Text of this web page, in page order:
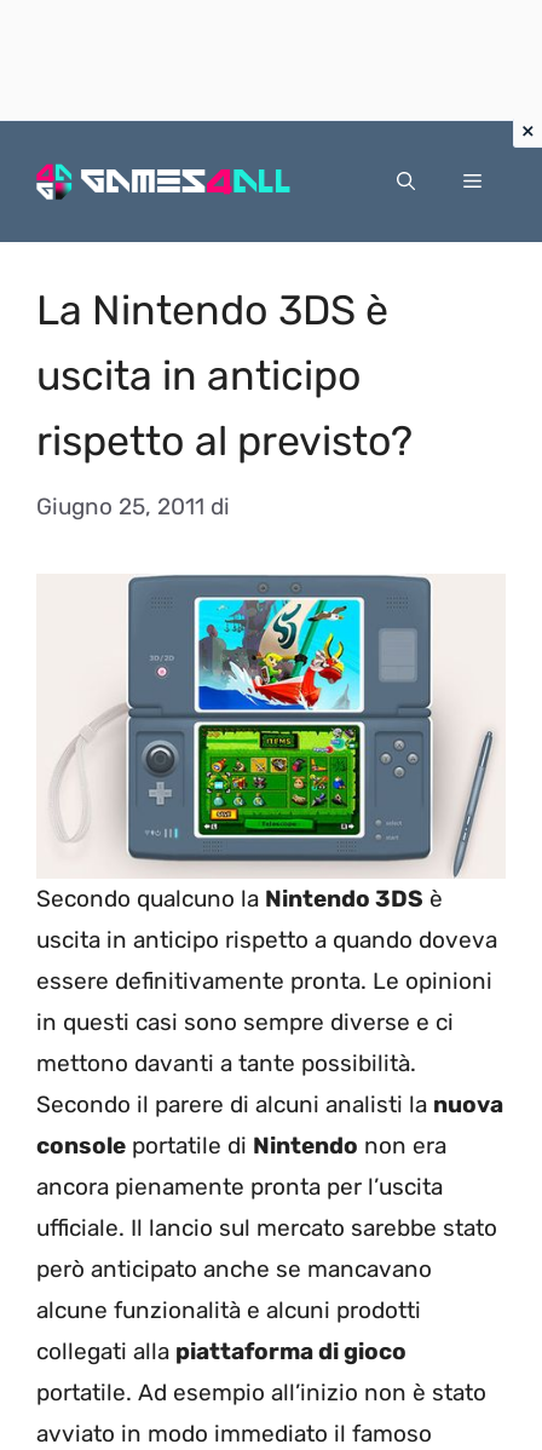
Menu
La Nintendo 3DS è
uscita in anticipo
rispetto al previsto?
Giugno 25, 2011 di
Secondo qualcuno la Nintendo 3DS è
uscita in anticipo rispetto a quando doveva
essere definitivamente pronta. Le opinioni
in questi casi sono sempre diverse e ci
mettono davanti a tante possibilità.
Secondo il parere di alcuni analisti la nuova
console portatile di Nintendo non era
ancora pienamente pronta per l’uscita
ufficiale. Il lancio sul mercato sarebbe stato
però anticipato anche se mancavano
alcune funzionalità e alcuni prodotti
collegati alla piattaforma di gioco
portatile. Ad esempio all’inizio non è stato
avviato in modo immediato il famoso